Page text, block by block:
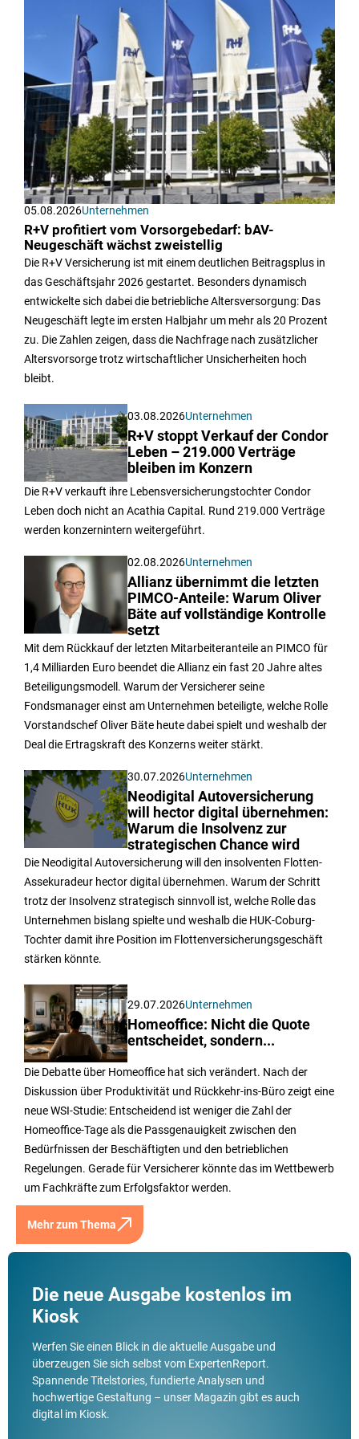
05.08.2026Unternehmen
R+V profitiert vom Vorsorgebedarf: bAV-
Neugeschäft wächst zweistellig
Die R+V Versicherung ist mit einem deutlichen Beitragsplus in
das Geschäftsjahr 2026 gestartet. Besonders dynamisch
entwickelte sich dabei die betriebliche Altersversorgung: Das
Neugeschäft legte im ersten Halbjahr um mehr als 20 Prozent
zu. Die Zahlen zeigen, dass die Nachfrage nach zusätzlicher
Altersvorsorge trotz wirtschaftlicher Unsicherheiten hoch
bleibt.
03.08.2026Unternehmen
R+V stoppt Verkauf der Condor
Leben – 219.000 Verträge
bleiben im Konzern
Die R+V verkauft ihre Lebensversicherungstochter Condor
Leben doch nicht an Acathia Capital. Rund 219.000 Verträge
werden konzernintern weitergeführt.
02.08.2026Unternehmen
Allianz übernimmt die letzten
PIMCO-Anteile: Warum Oliver
Bäte auf vollständige Kontrolle
setzt
Mit dem Rückkauf der letzten Mitarbeiteranteile an PIMCO für
1,4 Milliarden Euro beendet die Allianz ein fast 20 Jahre altes
Beteiligungsmodell. Warum der Versicherer seine
Fondsmanager einst am Unternehmen beteiligte, welche Rolle
Vorstandschef Oliver Bäte heute dabei spielt und weshalb der
Deal die Ertragskraft des Konzerns weiter stärkt.
30.07.2026Unternehmen
Neodigital Autoversicherung
will hector digital übernehmen:
Warum die Insolvenz zur
strategischen Chance wird
Die Neodigital Autoversicherung will den insolventen Flotten-
Assekuradeur hector digital übernehmen. Warum der Schritt
trotz der Insolvenz strategisch sinnvoll ist, welche Rolle das
Unternehmen bislang spielte und weshalb die HUK-Coburg-
Tochter damit ihre Position im Flottenversicherungsgeschäft
stärken könnte.
29.07.2026Unternehmen
Homeoffice: Nicht die Quote
entscheidet, sondern...
Die Debatte über Homeoffice hat sich verändert. Nach der
Diskussion über Produktivität und Rückkehr-ins-Büro zeigt eine
neue WSI-Studie: Entscheidend ist weniger die Zahl der
Homeoffice-Tage als die Passgenauigkeit zwischen den
Bedürfnissen der Beschäftigten und den betrieblichen
Regelungen. Gerade für Versicherer könnte das im Wettbewerb
um Fachkräfte zum Erfolgsfaktor werden.
Mehr zum Thema
Die neue Ausgabe kostenlos im
Kiosk
Werfen Sie einen Blick in die aktuelle Ausgabe und
überzeugen Sie sich selbst vom ExpertenReport.
Spannende Titelstories, fundierte Analysen und
hochwertige Gestaltung – unser Magazin gibt es auch
digital im Kiosk.